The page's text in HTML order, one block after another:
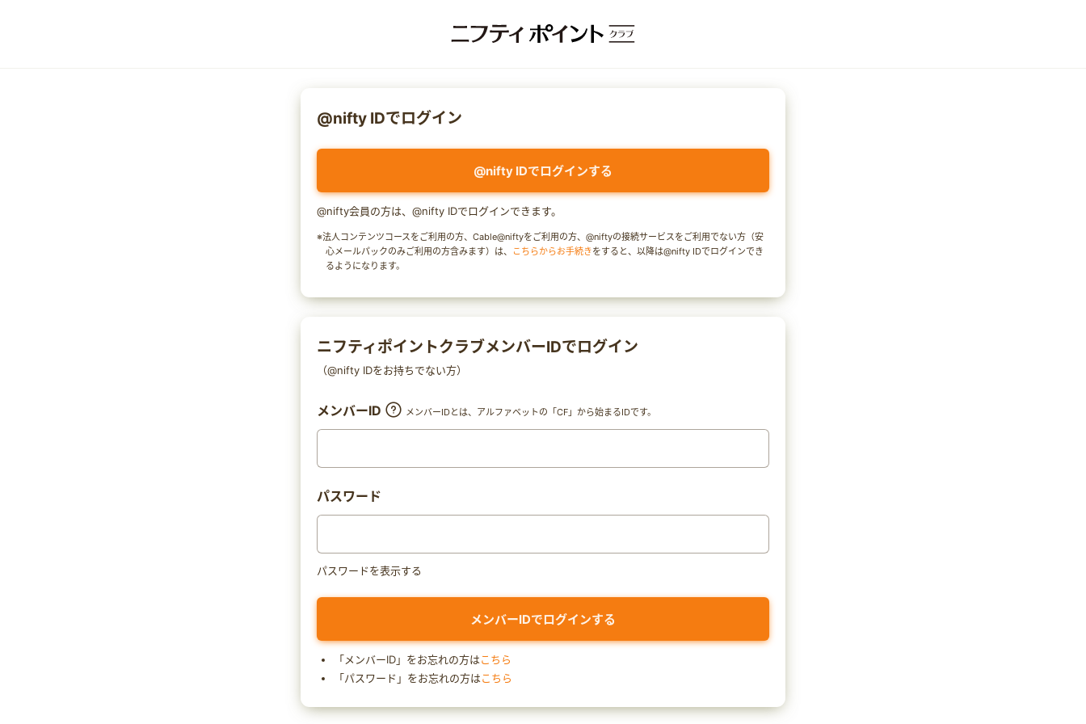
@nifty IDでログイン
@nifty IDでログインする
@nifty会員の方は、@nifty IDでログインできます。
※法人コンテンツコースをご利用の方、Cable@niftyをご利用の方、@niftyの接続サービスをご利用でない方（安
心メールパックのみご利用の方含みます）は、
こちらからお手続きをすると、以降は@nifty IDでログインでき
るようになります。
ニフティポイントクラブメンバーIDでログイン
（@nifty IDをお持ちでない方）
メンバーID メンバーIDとは、アルファベットの「CF」から始まるIDです。
パスワード
パスワードを表示する
「メンバーID」をお忘れの方はこちら
「パスワード」をお忘れの方はこちら